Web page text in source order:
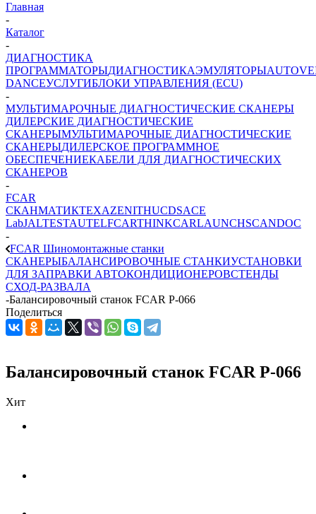
Главная
-
Каталог
-
ДИАГНОСТИКА
ПРОГРАММАТОРЫДИАГНОСТИКАЭМУЛЯТОРЫ
DANCEУСЛУГИБЛОКИ УПРАВЛЕНИЯ (ECU)
-
МУЛЬТИМАРОЧНЫЕ ДИАГНОСТИЧЕСКИЕ СКАНЕРЫ
ДИЛЕРСКИЕ ДИАГНОСТИЧЕСКИЕ
СКАНЕРЫМУЛЬТИМАРОЧНЫЕ ДИАГНОСТИЧЕСКИЕ
СКАНЕРЫДИЛЕРСКОЕ ПРОГРАММНОЕ
ОБЕСПЕЧЕНИЕКАБЕЛИ ДЛЯ ДИАГНОСТИЧЕСКИХ
СКАНЕРОВ
-
FCAR
СКАНМАТИКTEXAZENITHUCDSACE
LabJALTESTAUTELFCARTHINKCARLAUNCHSCANDOC
-
FCAR Шиномонтажные станки
СКАНЕРЫБАЛАНСИРОВОЧНЫЕ СТАНКИУСТАНОВКИ
ДЛЯ ЗАПРАВКИ АВТОКОНДИЦИОНЕРОВСТЕНДЫ
СХОД-РАЗВАЛА
-Балансировочный станок FCAR P-066
Поделиться
Балансировочный станок FCAR P-066
Хит